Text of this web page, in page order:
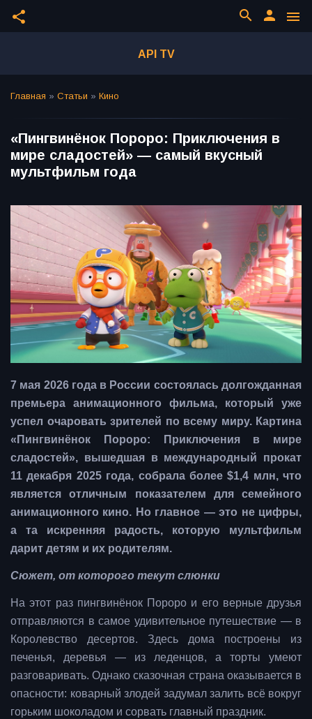
share menu
person
search
API TV
Главная » Статьи » Кино
«Пингвинёнок Пороро: Приключения в
мире сладостей» — самый вкусный
мультфильм года
7 мая 2026 года в России состоялась долгожданная
премьера анимационного фильма, который уже
успел очаровать зрителей по всему миру. Картина
«Пингвинёнок Пороро: Приключения в мире
сладостей», вышедшая в международный прокат
11 декабря 2025 года, собрала более $1,4 млн, что
является отличным показателем для семейного
анимационного кино. Но главное — это не цифры,
а та искренняя радость, которую мультфильм
дарит детям и их родителям.
Сюжет, от которого текут слюнки
На этот раз пингвинёнок Пороро и его верные друзья
отправляются в самое удивительное путешествие — в
Королевство десертов. Здесь дома построены из
печенья, деревья — из леденцов, а торты умеют
разговаривать. Однако сказочная страна оказывается в
опасности: коварный злодей задумал залить всё вокруг
горьким шоколадом и сорвать главный праздник.